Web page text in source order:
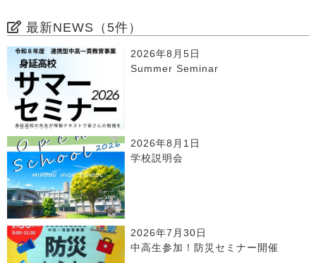
最新NEWS（5件）
2026年8月5日
Summer Seminar
2026年8月1日
学校説明会
2026年7月30日
中高生参加！防災セミナー開催